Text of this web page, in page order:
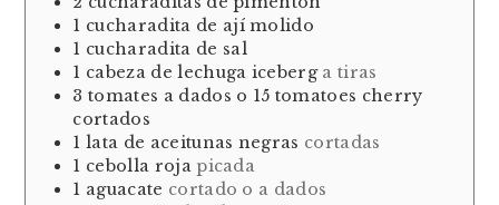
1 cucharadita de ají molido
1 cucharadita de sal
1 cabeza de lechuga iceberg a tiras
3tomates a dados o 15 tomatoes cherry
cortados
1 lata de aceitunas negras cortadas
1 cebolla roja picada
1 aguacate cortado o a dados